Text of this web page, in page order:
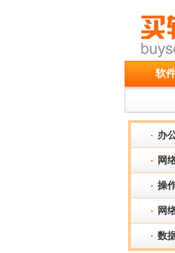
软
办
网
操
网
数